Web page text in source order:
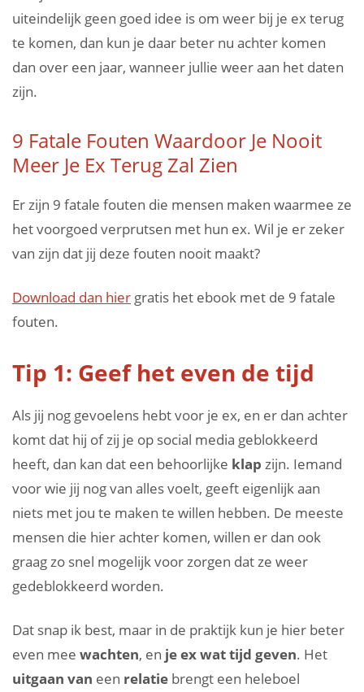
uiteindelijk geen goed idee is om weer bij je ex terug
te komen, dan kun je daar beter nu achter komen
dan over een jaar, wanneer jullie weer aan het daten
zijn.
9 Fatale Fouten Waardoor Je Nooit
Meer Je Ex Terug Zal Zien
Er zijn 9 fatale fouten die mensen maken waarmee ze
het voorgoed verprutsen met hun ex. Wil je er zeker
van zijn dat jij deze fouten nooit maakt?
Download dan hier gratis het ebook met de 9 fatale
fouten.
Tip 1: Geef het even de tijd
Als jij nog gevoelens hebt voor je ex, en er dan achter
komt dat hij of zij je op social media geblokkeerd
heeft, dan kan dat een behoorlijke klap zijn. Iemand
voor wie jij nog van alles voelt, geeft eigenlijk aan
niets met jou te maken te willen hebben. De meeste
mensen die hier achter komen, willen er dan ook
graag zo snel mogelijk voor zorgen dat ze weer
gedeblokkeerd worden.
Dat snap ik best, maar in de praktijk kun je hier beter
even mee wachten, en je ex wat tijd geven. Het
uitgaan van een relatie brengt een heleboel